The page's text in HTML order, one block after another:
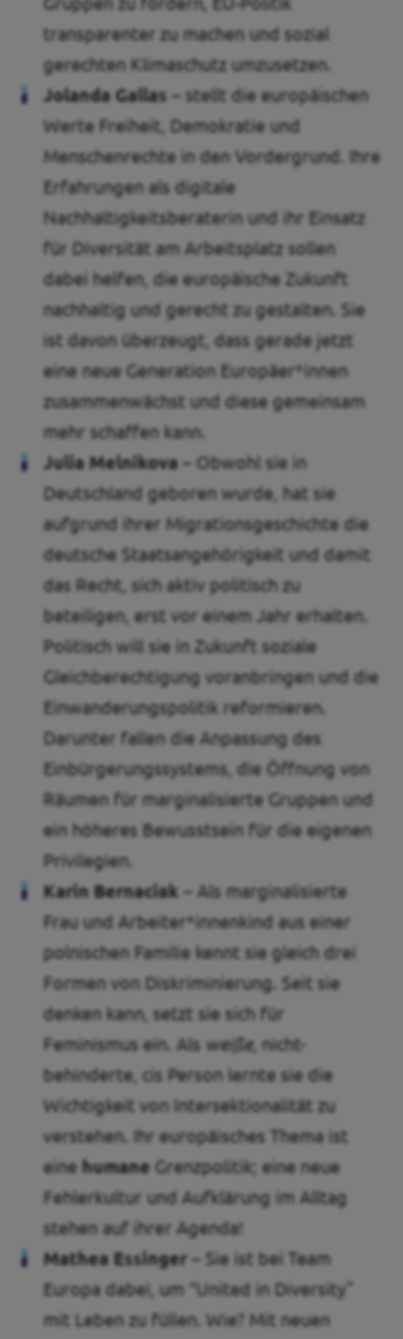
transparenter zu machen und sozial
gerechten Klimaschutz umzusetzen.
Jolanda Gallas – stellt die europäischen
Werte Freiheit, Demokratie und
Menschenrechte in den Vordergrund. Ihre
Erfahrungen als digitale
Nachhaltigkeitsberaterin und ihr Einsatz
für Diversität am Arbeitsplatz sollen
dabei helfen, die europäische Zukunft
nachhaltig und gerecht zu gestalten. Sie
ist davon überzeugt, dass gerade jetzt
eine neue Generation Europäer*innen
zusammenwächst und diese gemeinsam
mehr schaffen kann.
Julia Melnikova – Obwohl sie in
Deutschland geboren wurde, hat sie
aufgrund ihrer Migrationsgeschichte die
deutsche Staatsangehörigkeit und damit
das Recht, sich aktiv politisch zu
beteiligen, erst vor einem Jahr erhalten.
Politisch will sie in Zukunft soziale
Gleichberechtigung voranbringen und die
Einwanderungspolitik reformieren.
Darunter fallen die Anpassung des
Einbürgerungssystems, die Öffnung von
Räumen für marginalisierte Gruppen und
ein höheres Bewusstsein für die eigenen
Privilegien.
Karin Bernaciak – Als marginalisierte
Frau und Arbeiter*innenkind aus einer
polnischen Familie kennt sie gleich drei
Formen von Diskriminierung. Seit sie
denken kann, setzt sie sich für
Feminismus ein. Als weiße, nicht-
behinderte, cis Person lernte sie die
Wichtigkeit von Intersektionalität zu
verstehen. Ihr europäisches Thema ist
eine humane Grenzpolitik; eine neue
Fehlerkultur und Aufklärung im Alltag
stehen auf ihrer Agenda!
Mathea Essinger – Sie ist bei Team
Europa dabei, um “United in Diversity"
mit Leben zu füllen. Wie? Mit neuen